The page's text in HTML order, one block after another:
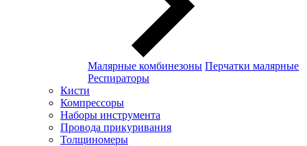
Малярные комбинезоны Перчатки малярные
Респираторы
Кисти
Компрессоры
Наборы инструмента
Провода прикуривания
Толщиномеры